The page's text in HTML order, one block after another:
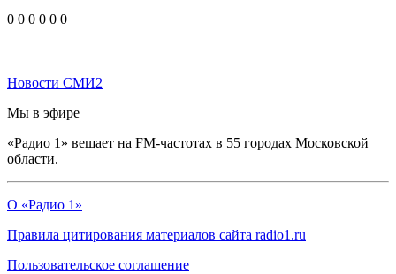
0 0 0 0 0 0
Новости СМИ2
Мы в эфире
«Радио 1» вещает на FM-частотах в 55 городах Московской
области.
О «Радио 1»
Правила цитирования материалов сайта radio1.ru
Пользовательское соглашение